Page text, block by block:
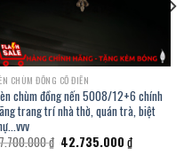
CHÙM ĐỒNG CỔ ĐIỂN
chùm đồng nến 5008/12+6 chính
trang trí nhà thờ, quán trà, biệt
₫ Giá
gốc
42.735.000 ₫Giá
hiện